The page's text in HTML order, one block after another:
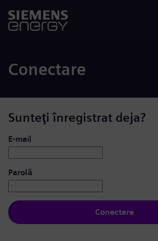
Conectare
Sunteţi înregistrat deja?
Conectare: utilizator și parolă
E-mail
Parolă
Conectare